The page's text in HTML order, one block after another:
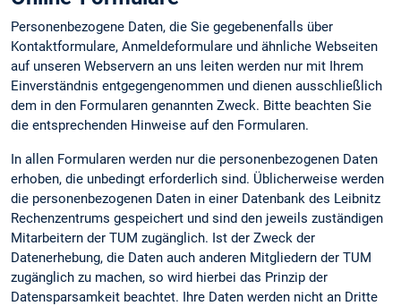
Personenbezogene Daten, die Sie gegebenenfalls über
Kontaktformulare, Anmeldeformulare und ähnliche Webseiten
auf unseren Webservern an uns leiten werden nur mit Ihrem
Einverständnis entgegengenommen und dienen ausschließlich
dem in den Formularen genannten Zweck. Bitte beachten Sie
die entsprechenden Hinweise auf den Formularen.
In allen Formularen werden nur die personenbezogenen Daten
erhoben, die unbedingt erforderlich sind. Üblicherweise werden
die personenbezogenen Daten in einer Datenbank des Leibnitz
Rechenzentrums gespeichert und sind den jeweils zuständigen
Mitarbeitern der TUM zugänglich. Ist der Zweck der
Datenerhebung, die Daten auch anderen Mitgliedern der TUM
zugänglich zu machen, so wird hierbei das Prinzip der
Datensparsamkeit beachtet. Ihre Daten werden nicht an Dritte